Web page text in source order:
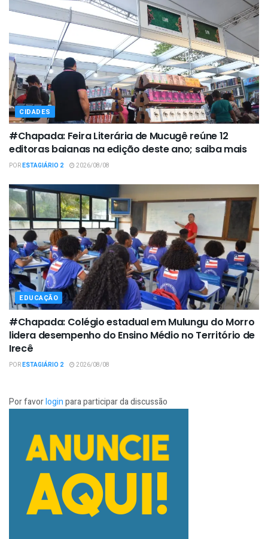
CIDADES
#Chapada: Feira Literária de Mucugê reúne 12
editoras baianas na edição deste ano; saiba mais
PORESTAGIÁRIO 2 2026/08/08
EDUCAÇÃO
#Chapada: Colégio estadual em Mulungu do Morro
lidera desempenho do Ensino Médio no Território de
Irecê
PORESTAGIÁRIO 2 2026/08/08
Por favorloginpara participar da discussão